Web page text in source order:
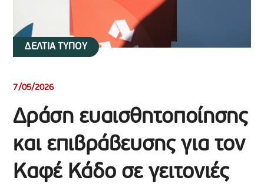
ΔΕΛΤΙΑ ΤΥΠΟΥ
7/05/2026
Δράση ευαισθητοποίησης
και επιβράβευσης για τον
Καφέ Κάδο σε γειτονιές